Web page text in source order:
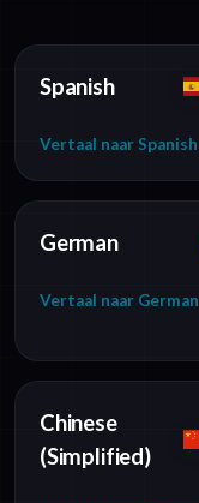
Spanish
Vertaal naar Spanish
German
Vertaal naar German
Chinese
(Simplified)